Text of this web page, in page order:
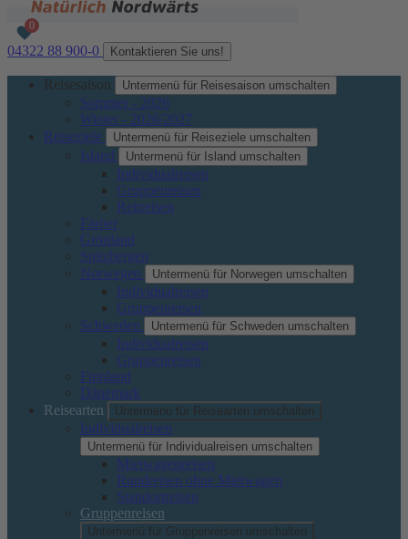
04322 88 900-0 Kontaktieren Sie uns!
Reisesaison Untermenü für Reisesaison umschalten
Sommer - 2026
Winter - 2026/2027
Reiseziele
Untermenü für Reiseziele umschalten
Island Untermenü für Island umschalten
Individualreisen
Gruppenreisen
Reitreisen
Färöer
Grönland
Spitzbergen
Norwegen
Untermenü für Norwegen umschalten
Individualreisen
Gruppenreisen
Schweden
Untermenü für Schweden umschalten
Individualreisen
Gruppenreisen
Finnland
Dänemark
Reisearten
Untermenü für Reisearten umschalten
Individualreisen
Untermenü für Individualreisen umschalten
Mietwagenreisen
Rundreisen ohne Mietwagen
Standortreisen
Gruppenreisen
Untermenü für Gruppenreisen umschalten